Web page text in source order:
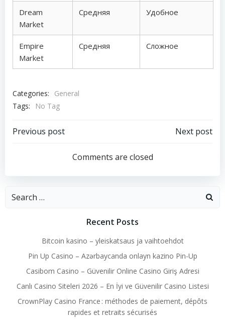
Dream
Market
Средняя Удобное
Empire
Market
Средняя Сложное
Categories:
General
Tags:
No Tag
Post
navigation
Previous post
navigation
Next post
Comments are closed
Search
Recent Posts
Bitcoin kasino – yleiskatsaus ja vaihtoehdot
Pin Up Casino – Azərbaycanda onlayn kazino Pin-Up
Casibom Casino – Güvenilir Online Casino Giriş Adresi
Canlı Casino Siteleri 2026 – En İyi ve Güvenilir Casino Listesi
CrownPlay Casino France : méthodes de paiement, dépôts
rapides et retraits sécurisés